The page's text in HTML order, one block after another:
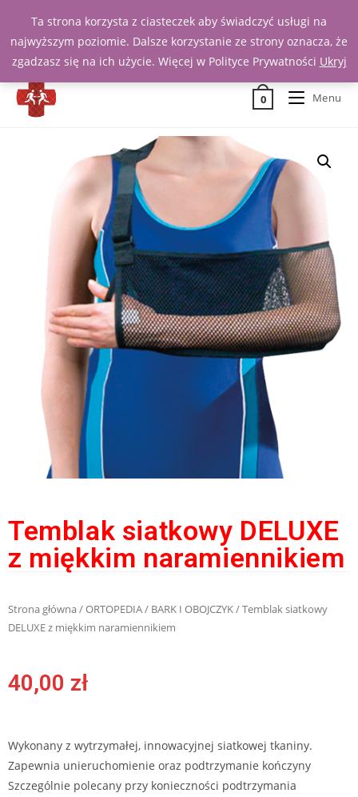
Zadzwoń 539 391 290
0 Menu
Temblak siatkowy DELUXE
z miękkim naramiennikiem
Strona główna/ORTOPEDIA/ BARK I OBOJCZYK/ Temblak siatkowy
DELUXE z miękkim naramiennikiem
40,00 zł
Wykonany z wytrzymałej, innowacyjnej siatkowej tkaniny.
Zapewnia unieruchomienie oraz podtrzymanie kończyny
Szczególnie polecany przy konieczności podtrzymania
Ta strona korzysta z ciasteczek aby świadczyć usługi na
najwyższym poziomie. Dalsze korzystanie ze strony oznacza, że
zgadzasz się na ich użycie. Więcej w Polityce Prywatności Ukryj